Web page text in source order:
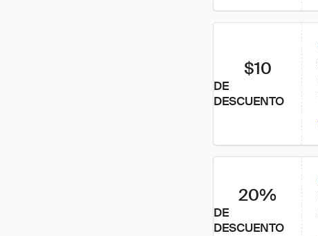
$10
DE
DESCUENTO
20%
DE
DESCUENTO